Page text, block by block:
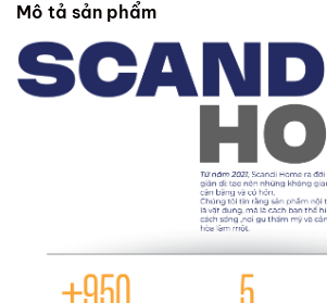
Mô tả sản phẩm